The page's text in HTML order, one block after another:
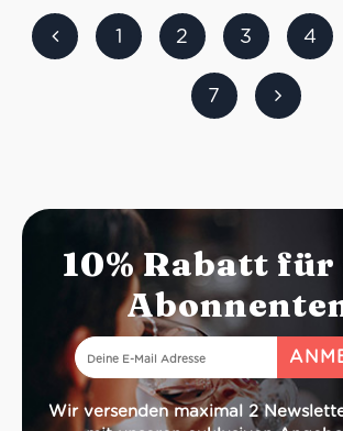
1 2 3 4
7
10% Rabatt für
Wir versenden maximal 2